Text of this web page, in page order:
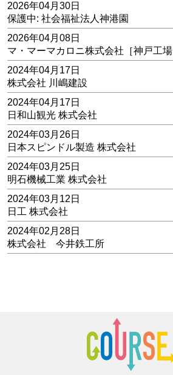
2026年04月30日
保護中: 社会福祉法人神港園
2026年04月08日
マ・マーマカロニ株式会社［神戸工場
2024年04月17日
株式会社 川嶋建設
2024年04月17日
日和山観光 株式会社
2024年03月26日
日本スピンドル製造 株式会社
2024年03月25日
明石機械工業 株式会社
2024年03月12日
日工 株式会社
2024年02月28日
株式会社 今井鉄工所